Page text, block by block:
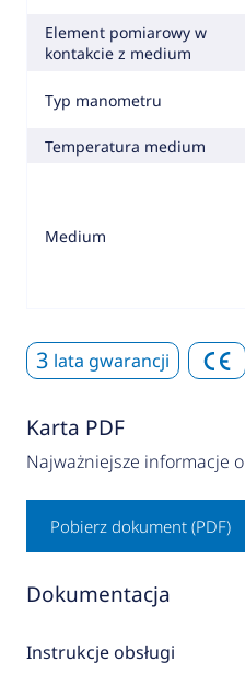
Element pomiarowy w
kontakcie z medium
Typ manometru
Temperatura medium
Medium
3 lata gwarancji
Karta PDF
Najważniejsze informacje
Pobierz dokument (PDF)
Dokumentacja
Instrukcje obsługi